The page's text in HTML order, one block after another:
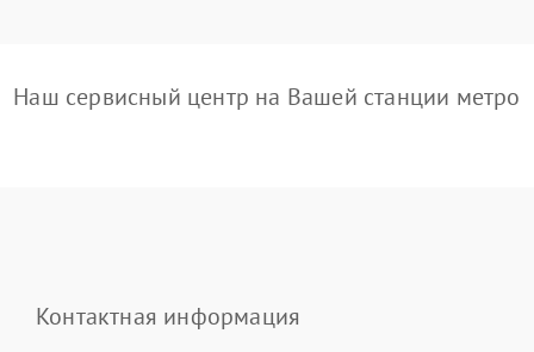
Наш сервисный центр на Вашей станции метро
Контактная информация